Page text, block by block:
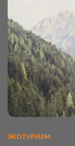
ЭКОТУРИЗМ